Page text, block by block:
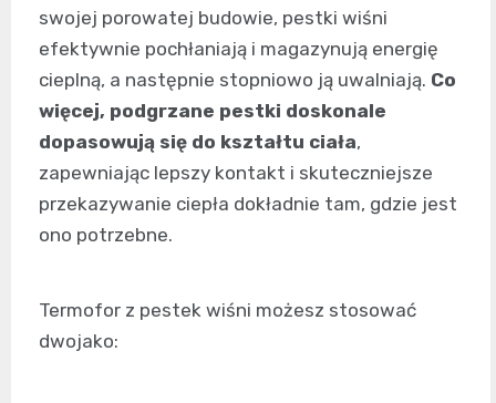
swojej porowatej budowie, pestki wiśni
efektywnie pochłaniają i magazynują energię
cieplną, a następnie stopniowo ją uwalniają. Co
więcej, podgrzane pestki doskonale
dopasowują się do kształtu ciała,
zapewniając lepszy kontakt i skuteczniejsze
przekazywanie ciepła dokładnie tam, gdzie jest
ono potrzebne.
Termofor z pestek wiśni możesz stosować
dwojako: